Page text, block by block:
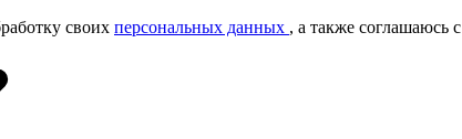
своих персональных данных , а также соглашаюсь с